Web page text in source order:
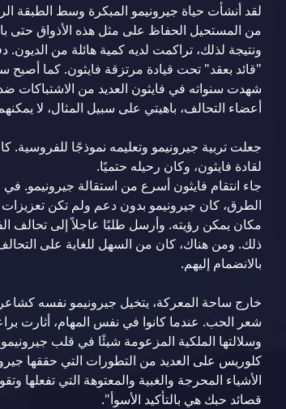
لقد أنشأت حياة جيرونيمو المبكرة وسط الطبقة
من المستحيل الحفاظ على مثل هذه الأذواق حتى
ونتيجة لذلك، تراكمت لديه كمية هائلة من الديون.
"قائد بعقد" تحت قيادة مرتزقة فايثون. كما أصبح
شهدت سنواته في فايثون العديد من الاشتباكات
أعضاء التحالف، باهيتي على سبيل المثال، لا
جعلت تربية جيرونيمو وتعليمه نموذجًا للفروسية.
لقادة فايثون، وكان رحيله حتميًا.
جاء انتقام فايثون أسرع من استقالة جيرونيمو.
الطرق، كان جيرونيمو بدون دعم ولم تكن
مكان يمكن رؤيته. وأرسل طلبًا عاجلاً إلى تحالف
ذلك. ومن هناك، كان من السهل للغاية على
بالانضمام إليهم.
خارج ساحة المعركة، يتخيل جيرونيمو نفسه
شعر الحب. عندما كانوا في نفس المهام، أثارت
وسلالتها الملكية المزعومة شيئًا في قلب
كلوريس على العديد من التطورات التي حققها
الأشياء المحرجة والغبية والمعتوهة التي تفعلها
قصائد حبك هي بالتأكيد الأسوأ".